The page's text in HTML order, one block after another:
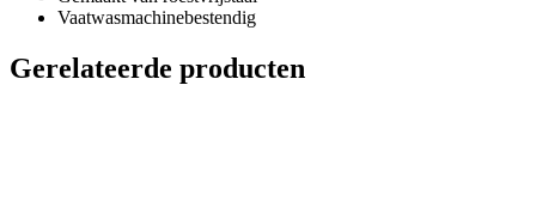
Vaatwasmachinebestendig
Gerelateerde producten